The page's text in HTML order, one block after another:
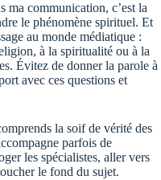
ma communication, c’est la
le phénomène spirituel. Et
au monde médiatique :
à la spiritualité ou à la
Évitez de donner la parole à
avec ces questions et
la soif de vérité des
parfois de
les spécialistes, aller vers
le fond du sujet.